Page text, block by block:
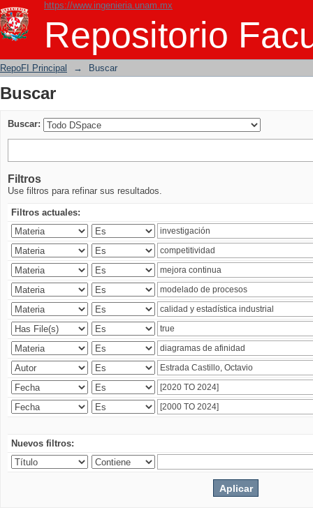
https://www.ingenieria.unam.mx
Repositorio
Buscar
RepoFI Principal → Buscar
Buscar
Buscar:
Filtros
Use filtros para refinar sus resultados.
Filtros actuales:
Nuevos filtros: